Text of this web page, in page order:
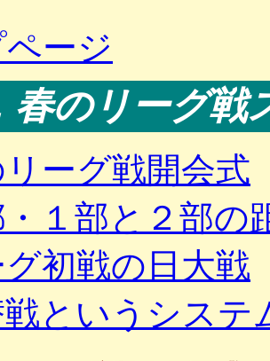
ページ
春のリーグ戦
ーグ戦開会式
１部と２部の
グ初戦の日大戦
戦というシステ